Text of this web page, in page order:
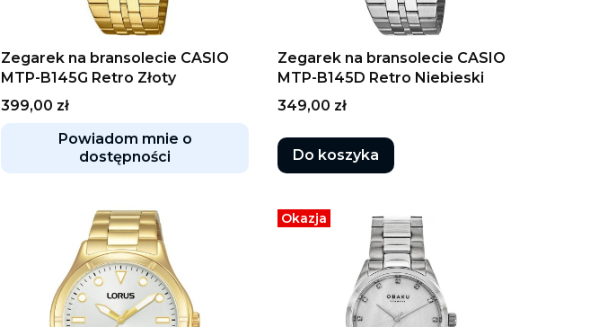
Zegarek na bransolecie CASIO
MTP-B145G Retro Złoty
Cena
399,00 zł
Powiadom mnie o
dostępności
Zegarek na bransolecie CASIO
MTP-B145D Retro Niebieski
Cena
349,00 zł
Do koszyka
Okazja